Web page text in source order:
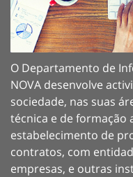
O Departamento de
NOVA desenvolve
sociedade, nas suas
técnica e de formação
estabelecimento de
contratos, com
empresas, e outras